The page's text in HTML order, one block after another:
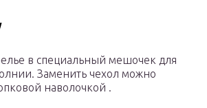
в специальный мешочек для
Заменить чехол можно
наволочкой .